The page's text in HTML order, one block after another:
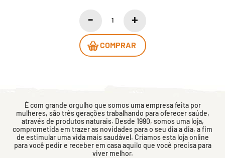
COMPRAR
É com grande orgulho que somos uma empresa feita por
mulheres, são três gerações trabalhando para oferecer saúde,
através de produtos naturais. Desde 1990, somos uma loja,
comprometida em trazer as novidades para o seu dia a dia, a fim
de estimular uma vida mais saudável. Criamos esta loja online
para você pedir e receber em casa aquilo que você precisa para
viver melhor.